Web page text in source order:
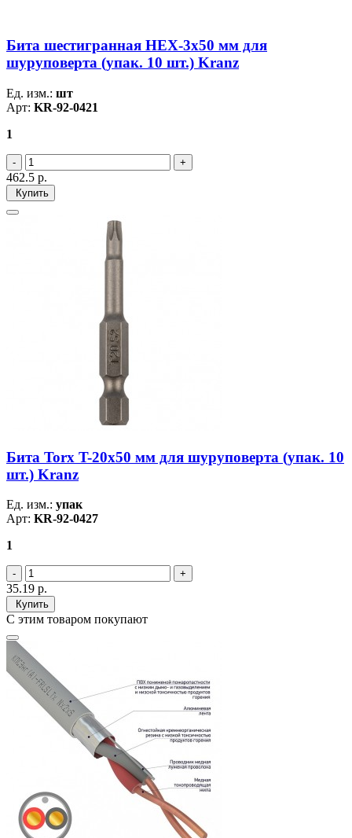
Бита шестигранная HEX-3х50 мм для
шуруповерта (упак. 10 шт.) Kranz
Ед. изм.: шт
Арт: KR-92-0421
1
462.5 р.
Купить
Бита Torx T-20х50 мм для шуруповерта (упак. 10
шт.) Kranz
Ед. изм.: упак
Арт: KR-92-0427
1
35.19 р.
Купить
С этим товаром покупают